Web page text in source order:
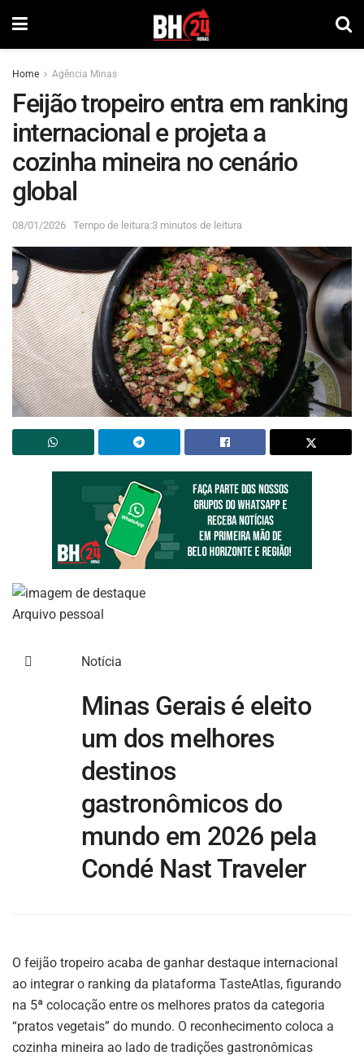
Home Agência Minas
Feijão tropeiro entra em ranking
internacional e projeta a
cozinha mineira no cenário
global
08/01/2026 Tempo de leitura:3 minutos de leitura
Arquivo pessoal
 Notícia
Minas Gerais é eleito
um dos melhores
destinos
gastronômicos do
mundo em 2026 pela
Condé Nast Traveler
O feijão tropeiro acaba de ganhar destaque internacional
ao integrar o ranking da plataforma TasteAtlas, figurando
na 5ª colocação entre os melhores pratos da categoria
“pratos vegetais” do mundo. O reconhecimento coloca a
cozinha mineira ao lado de tradições gastronômicas